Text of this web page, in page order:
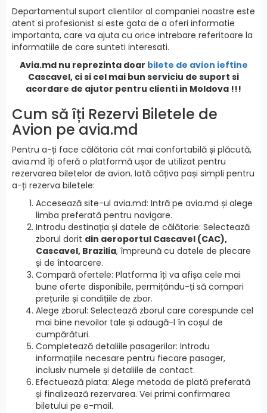
Departamentul suport clientilor al companiei noastre este
atent si profesionist si este gata de a oferi informatie
importanta, care va ajuta cu orice intrebare referitoare la
informatiile de care sunteti interesati.
Avia.md nu reprezinta doar bilete de avion ieftine
Cascavel, ci si cel mai bun serviciu de suport si
acordare de ajutor pentru clienti in Moldova !!!
Cum să îți Rezervi Biletele de
Avion pe avia.md
Pentru a-ți face călătoria cât mai confortabilă și plăcută,
avia.md îți oferă o platformă ușor de utilizat pentru
rezervarea biletelor de avion. Iată câțiva pași simpli pentru
a-ți rezerva biletele:
Accesează site-ul avia.md: Intră pe avia.md și alege
limba preferată pentru navigare.
Introdu destinația și datele de călătorie: Selectează
zborul dorit din aeroportul Cascavel (CAC),
Cascavel, Brazilia, împreună cu datele de plecare
și de întoarcere.
Compară ofertele: Platforma îți va afișa cele mai
bune oferte disponibile, permițându-ți să compari
prețurile și condițiile de zbor.
Alege zborul: Selectează zborul care corespunde cel
mai bine nevoilor tale și adaugă-l în coșul de
cumpărături.
Completează detaliile pasagerilor: Introdu
informațiile necesare pentru fiecare pasager,
inclusiv numele și detaliile de contact.
Efectuează plata: Alege metoda de plată preferată
și finalizează rezervarea. Vei primi confirmarea
biletului pe e-mail.